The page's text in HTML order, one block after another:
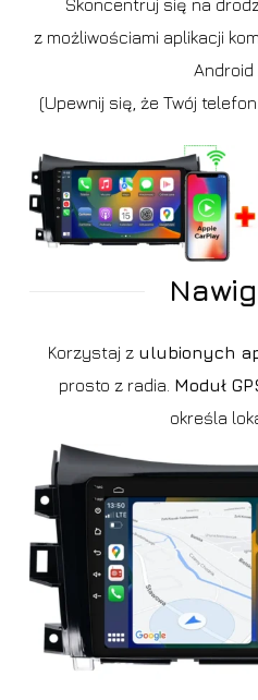
Skoncentruj się na
z możliwościami aplikacji
Android
(Upewnij się, że Twój
Korzystaj z ulubionych
prosto z radia. Moduł
określa